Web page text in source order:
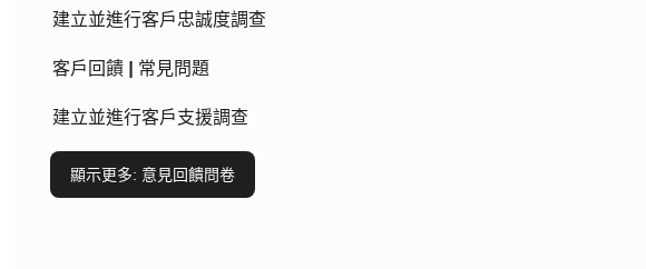
建立並進行客戶忠誠度調查
客戶回饋 | 常見問題
建立並進行客戶支援調查
顯示更多: 意見回饋問卷